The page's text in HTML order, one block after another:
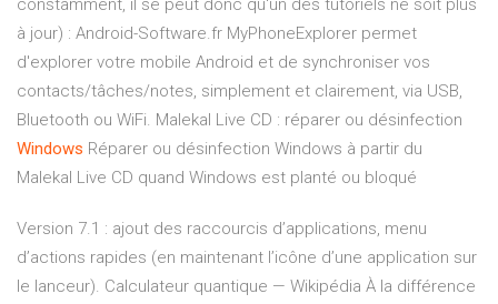
constamment, il se peut donc qu'un des tutoriels ne soit plus
à jour) : Android-Software.fr MyPhoneExplorer permet
d'explorer votre mobile Android et de synchroniser vos
contacts/tâches/notes, simplement et clairement, via USB,
Bluetooth ou WiFi. Malekal Live CD : réparer ou désinfection
Windows Réparer ou désinfection Windows à partir du
Malekal Live CD quand Windows est planté ou bloqué
Version 7.1 : ajout des raccourcis d’applications, menu
d’actions rapides (en maintenant l’icône d’une application sur
le lanceur). Calculateur quantique — Wikipédia À la différence